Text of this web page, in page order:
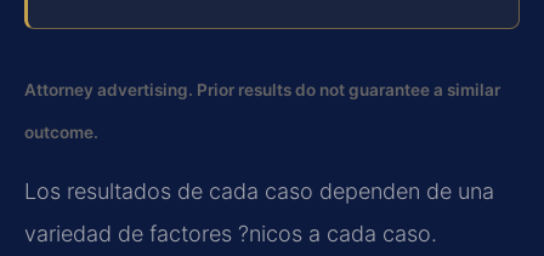
Attorney advertising. Prior results do not guarantee a similar
outcome.
Los resultados de cada caso dependen de una
variedad de factores ?nicos a cada caso.